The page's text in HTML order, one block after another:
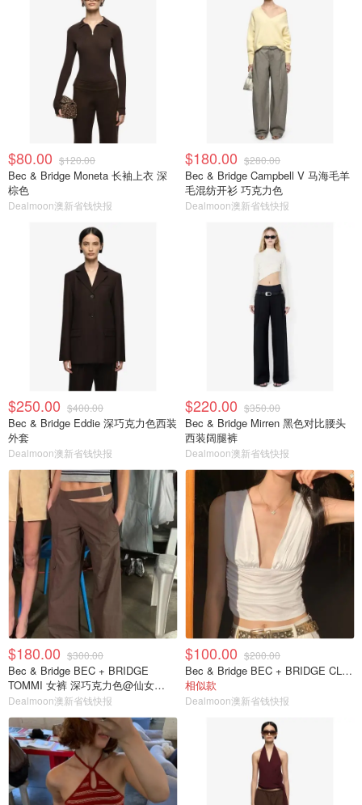
$80.00 $120.00
Bec & Bridge Moneta 长袖上衣 深
棕色
Dealmoon澳新省钱快报
$180.00 $280.00
Bec & Bridge Campbell V 马海毛羊
毛混纺开衫 巧克力色
Dealmoon澳新省钱快报
$250.00 $400.00
Bec & Bridge Eddie 深巧克力色西装
外套
Dealmoon澳新省钱快报
$220.00 $350.00
Bec & Bridge Mirren 黑色对比腰头
西装阔腿裤
Dealmoon澳新省钱快报
$180.00 $300.00
Bec & Bridge BEC + BRIDGE
TOMMI 女裤 深巧克力色@仙女
FOREVER NEW
Dealmoon澳新省钱快报
$100.00 $200.00
Bec & Bridge BEC + BRIDGE CLEMENTINE 香草色上衣@Yingge
相似款
Dealmoon澳新省钱快报